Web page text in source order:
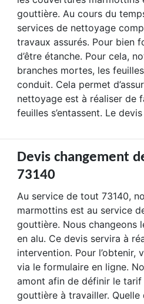
gouttière. Au cours du
services de nettoyage
travaux assurés. Pour bien
d’être étanche. Pour cela,
branches mortes, les
conduit. Cela permet
nettoyage est à réaliser de
feuilles s’entassent. Le
Devis changement
73140
Au service de tout 73140,
marmottins est au service
gouttière. Nous changeons
en alu. Ce devis servira à
intervention. Pour
via le formulaire en ligne.
amont afin de définir le
gouttière à travailler.